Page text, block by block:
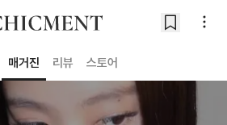
매거진 리뷰 스토어